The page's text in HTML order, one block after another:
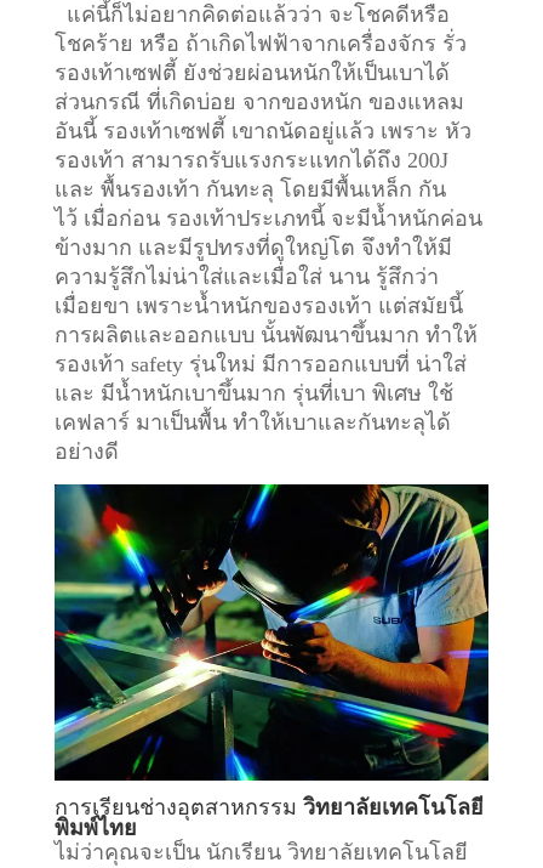
แค่นี้ก็ไม่อยากคิดต่อแล้วว่า จะโชคดีหรือ
โชคร้าย หรือ ถ้าเกิดไฟฟ้าจากเครื่องจักร รั่ว
รองเท้าเซฟตี้ ยังช่วยผ่อนหนักให้เป็นเบาได้
ส่วนกรณี ที่เกิดบ่อย จากของหนัก ของแหลม
อันนี้ รองเท้าเซฟตี้ เขาถนัดอยู่แล้ว เพราะ หัว
รองเท้า สามารถรับแรงกระแทกได้ถึง 200J
และ พื้นรองเท้า กันทะลุ โดยมีพื้นเหล็ก กัน
ไว้ เมื่อก่อน รองเท้าประเภทนี้ จะมีน้ำหนักค่อน
ข้างมาก และมีรูปทรงที่ดูใหญ่โต จึงทำให้มี
ความรู้สึกไม่น่าใส่และเมื่อใส่ นาน รู้สึกว่า
เมื่อยขา เพราะน้ำหนักของรองเท้า แต่สมัยนี้
การผลิตและออกแบบ นั้นพัฒนาขึ้นมาก ทำให้
รองเท้า safety รุ่นใหม่ มีการออกแบบที่ น่าใส่
และ มีน้ำหนักเบาขึ้นมาก รุ่นที่เบา พิเศษ ใช้
เคฟลาร์ มาเป็นพื้น ทำให้เบาและกันทะลุได้
อย่างดี
การเรียนช่างอุตสาหกรรม วิทยาลัยเทคโนโลยี
พิมพ์ไทย
ไม่ว่าคุณจะเป็น นักเรียน วิทยาลัยเทคโนโลยี